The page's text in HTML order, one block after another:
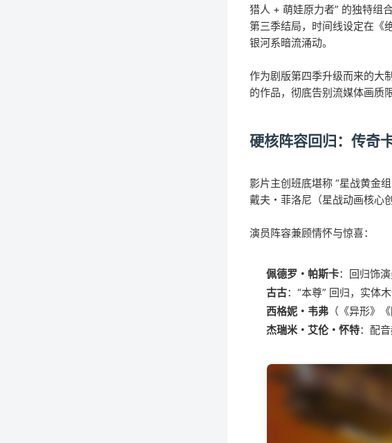
猎人 + 萌娃原力者” 的独特组
第三季结局，时间线设定在《
银河系暗流涌动。
作为剧版第四季升级而来的大
的作品，彻底告别流媒体画质
硬核阵容回归：传奇
影片主创班底堪称 “星战黄金
戴夫・菲洛尼（星战动画核心
演员阵容兼顾情怀与惊喜：
佩德罗・帕斯卡：回归饰
古古：“本尊” 回归，实体
西格妮・韦弗 （《异形》
杰瑞米・艾伦・怀特：配